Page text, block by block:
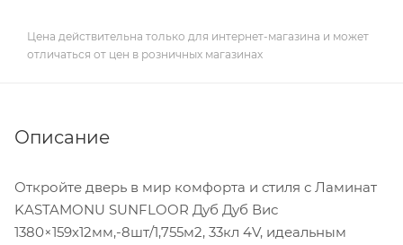
Цена действительна только для интернет-магазина и может
отличаться от цен в розничных магазинах
Описание
Откройте дверь в мир комфорта и стиля с Ламинат
KASTAMONU SUNFLOOR Дуб Дуб Вис
1380×159х12мм,-8шт/1,755м2, 33кл 4V, идеальным